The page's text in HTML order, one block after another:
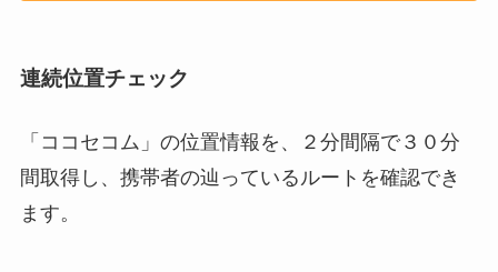
連続位置チェック
「ココセコム」の位置情報を、２分間隔で３０分
間取得し、携帯者の辿っているルートを確認でき
ます。